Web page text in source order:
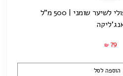
שומני | 500 מ"ל
₪ 79
הוספה לסל